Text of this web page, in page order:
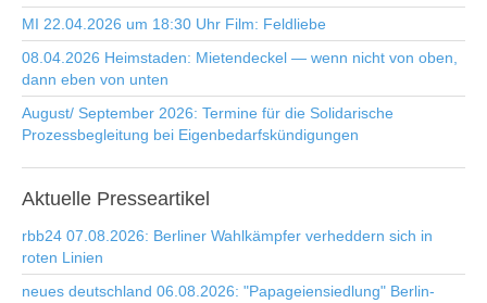
MI 22.04.2026 um 18:30 Uhr Film: Feldliebe
08.04.2026 Heimstaden: Mietendeckel — wenn nicht von oben,
dann eben von unten
August/ September 2026: Termine für die Solidarische
Prozessbegleitung bei Eigenbedarfskündigungen
Aktuelle Presseartikel
rbb24 07.08.2026: Berliner Wahlkämpfer verheddern sich in
roten Linien
neues deutschland 06.08.2026: "Papageiensiedlung" Berlin-